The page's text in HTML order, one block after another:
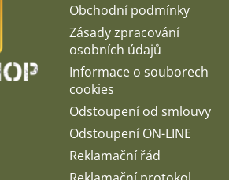
Obchodní podmínky
Zásady zpracování
osobních údajů
Informace o souborech
cookies
Odstoupení od smlouvy
Odstoupení ON-LINE
Reklamační řád